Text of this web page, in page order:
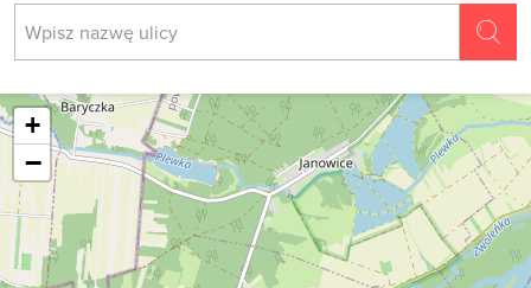
+
−